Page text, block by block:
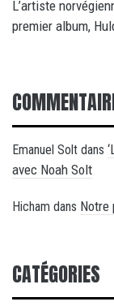
L’artiste
premier album,
Emanuel Solt dans
avec Noah Solt
Hicham dans Notre
CATÉGORIES